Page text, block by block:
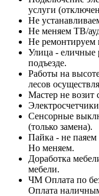
услуги
Не
Не меняем ТВ/
Не ремонтируем
Улица - eличные
подъезде.
Работы на
лесов
Мастер не возит
Сенсорные
(только замена).
Пайка - не
Но меняем.
Доработка
мебели.
ЧМ Оплата по
Оплата